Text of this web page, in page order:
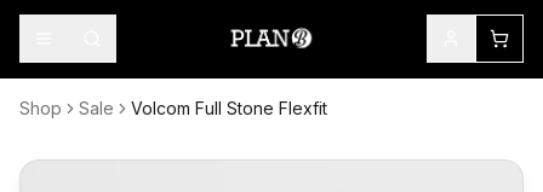
Shop Sale Volcom Full Stone Flexfit